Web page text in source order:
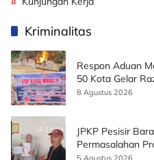
Kriminalitas
Respon Aduan
50 Kota Gelar
8 Agustus 2026
JPKP Pesisir
Permasalahan
5 Agustus 2026